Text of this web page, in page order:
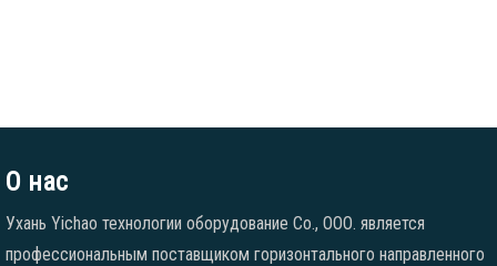
О нас
Ухань Yichao технологии оборудование Co., ООО. является
профессиональным поставщиком горизонтального направленного